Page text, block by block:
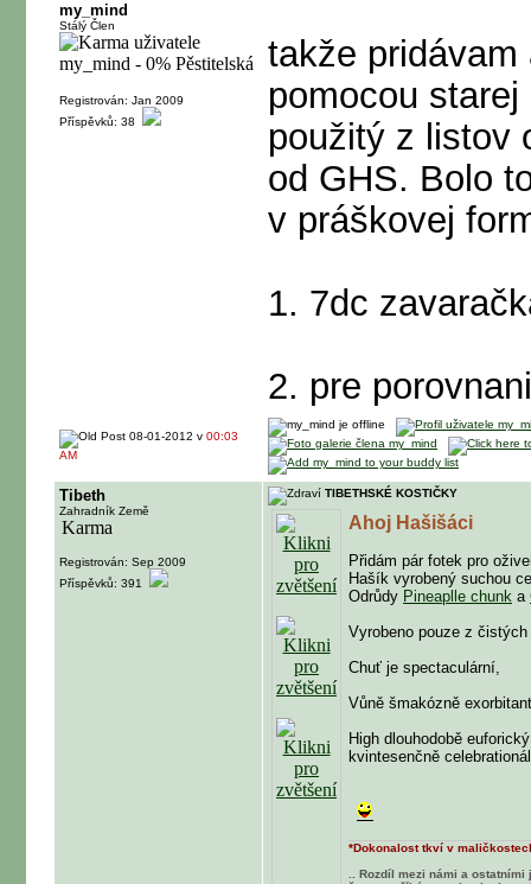
my_mind
Stálý Člen
Registrován: Jan 2009
Příspěvků: 38
takže
pomocou
použitý z listov
od GHS. Bolo
v práškovej
1. 7dc
2. pre
08-01-2012 v 00:03
AM
Tibeth
Zahradník Země
Registrován: Sep 2009
Příspěvků: 391
TIBETHSKÉ KOSTIČKY
Ahoj Hašišáci
Přidám pár fotek pro
Hašík vyrobený suchou
Odrůdy Pineaplle chunk a
Vyrobeno pouze z
Chuť je spectaculární,
Vůně šmakózně
High dlouhodobě
kvintesenčně
*Dokonalost tkví v
.. Rozdíl mezi námi a ostatními